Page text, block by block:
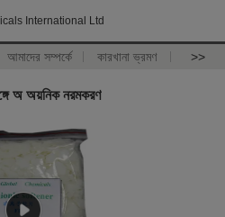
International Ltd
আমাদের সম্পর্কে কারখানা ভ্রমণ >>
অ অয়নিক নরমকরণ